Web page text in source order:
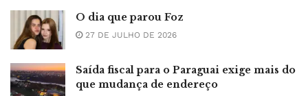
O dia que parou Foz
27 DE JULHO DE 2026
Saída fiscal para o Paraguai exige mais do
que mudança de endereço